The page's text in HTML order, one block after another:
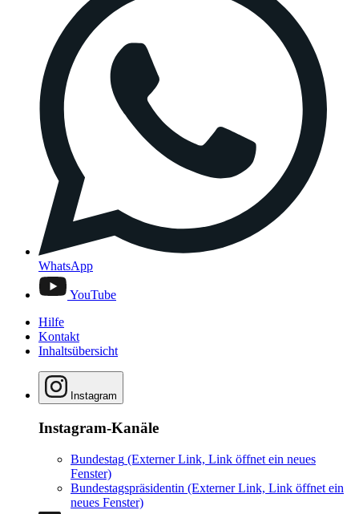
WhatsApp
YouTube
Hilfe
Kontakt
Inhaltsübersicht
Instagram
Instagram-Kanäle
Bundestag (Externer Link, Link öffnet ein neues
Fenster)
Bundestagspräsidentin (Externer Link, Link öffnet ein
neues Fenster)